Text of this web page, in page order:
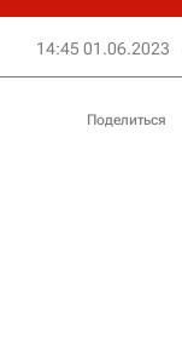
14:45 01.06.2023
Поделиться